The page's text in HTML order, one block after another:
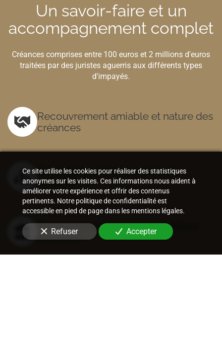
Un savoir-faire et un
accompagnement complet
Créances comprises entre 100 euros et 2 millions d'euros
traitées par des juristes aguerris aux différents types
d'impayés.
Recouvrement amiable et nature des
créances
Procédures de recouvrement
amiable
Recouvrement judiciaire et nature
des titres
Ce site utilise les cookies pour réaliser des statistiques
anonymes sur les visites. Ces informations nous aident à
améliorer votre expérience et offrir des contenus
pertinents. Notre politique de confidentialité est
accessible en pied de page dans les mentions légales.
Refuser Accepter